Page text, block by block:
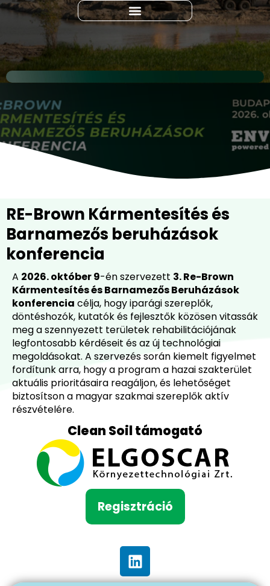
RE-Brown Kármentesítés és
Barnamezős beruházások
konferencia
A 2026. október 9-én szervezett 3. Re-Brown
Kármentesítés és Barnamezős Beruházások
konferencia célja, hogy iparági szereplők,
döntéshozók, kutatók és fejlesztők közösen vitassák
meg a szennyezett területek rehabilitációjának
legfontosabb kérdéseit és az új technológiai
megoldásokat. A szervezés során kiemelt figyelmet
fordítunk arra, hogy a program a hazai szakterület
aktuális prioritásaira reagáljon, és lehetőséget
biztosítson a magyar szakmai szereplők aktív
részvételére.
Clean Soil támogató
Regisztráció